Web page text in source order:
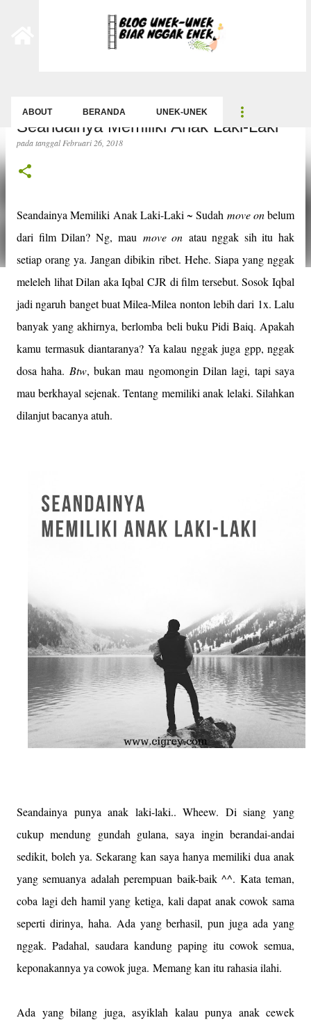
Langsung ke konten utama
ABOUT BERANDA UNEK-UNEK
Seandainya Memiliki Anak Laki-Laki
pada tanggalFebruari 26, 2018
Seandainya Memiliki Anak Laki-Laki ~ Sudah move onbelum
dari film Dilan? Ng, mau move on atau nggak sih itu hak
setiap orang ya. Jangan dibikin ribet. Hehe. Siapa yang nggak
meleleh lihat Dilan aka Iqbal CJR di film tersebut. Sosok Iqbal
jadi ngaruh banget buat Milea-Milea nonton lebih dari 1x. Lalu
banyak yang akhirnya, berlomba beli buku Pidi Baiq. Apakah
kamu termasuk diantaranya? Ya kalau nggak juga gpp, nggak
dosa haha. Btw, bukan mau ngomongin Dilan lagi, tapi saya
mau berkhayal sejenak. Tentang memiliki anak lelaki. Silahkan
dilanjut bacanya atuh.
Seandainya punya anak laki-laki.. Wheew. Di siang yang
cukup mendung gundah gulana, saya ingin berandai-andai
sedikit, boleh ya. Sekarang kan saya hanya memiliki dua anak
yang semuanya adalah perempuan baik-baik ^^. Kata teman,
coba lagi deh hamil yang ketiga, kali dapat anak cowok sama
seperti dirinya, haha. Ada yang berhasil, pun juga ada yang
nggak. Padahal, saudara kandung paping itu cowok semua,
keponakannya ya cowok juga. Memang kan itu rahasia ilahi.
Ada yang bilang juga, asyiklah kalau punya anak cewek